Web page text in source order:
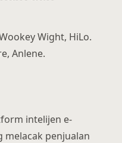
Wight, HiLo.
Anlene.
intelijen e-
melacak penjualan